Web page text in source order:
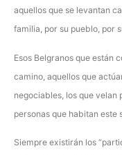
aquellos que se levantan
familia, por su pueblo, por
Esos Belgranos que están
camino, aquellos que
negociables, los que
personas que habitan este
Siempre existirán los